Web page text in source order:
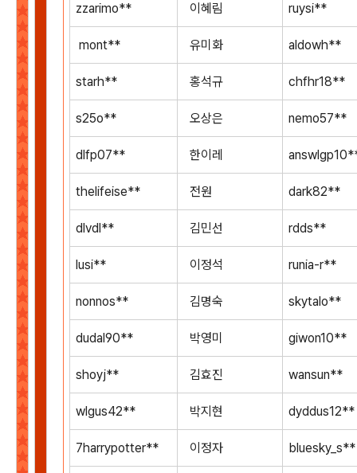
zzarimo** 이혜림 ruysi**
mont** 유미화 aldowh**
starh** 홍석규 chfhr18**
s25o** 오상은 nemo57**
dlfp07** 한이레
thelifeise** 전원 dark82**
dlvdl** 김민선 rdds**
lusi** 이정석 runia-r**
nonnos** 김명숙 skytalo**
dudal90** 박영미 giwon10**
shoyj** 김효진 wansun**
wlgus42** 박지현 dyddus12**
7harrypotter** 이정자